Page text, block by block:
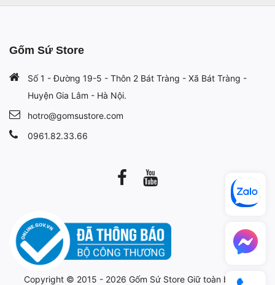
Gốm Sứ Store
Số 1 - Đường 19-5 - Thôn 2 Bát Tràng - Xã Bát Tràng -
Huyện Gia Lâm - Hà Nội.
hotro@gomsustore.com
0961.82.33.66
Copyright © 2015 - 2026 Gốm Sứ StoreGiữ toàn bộ bản